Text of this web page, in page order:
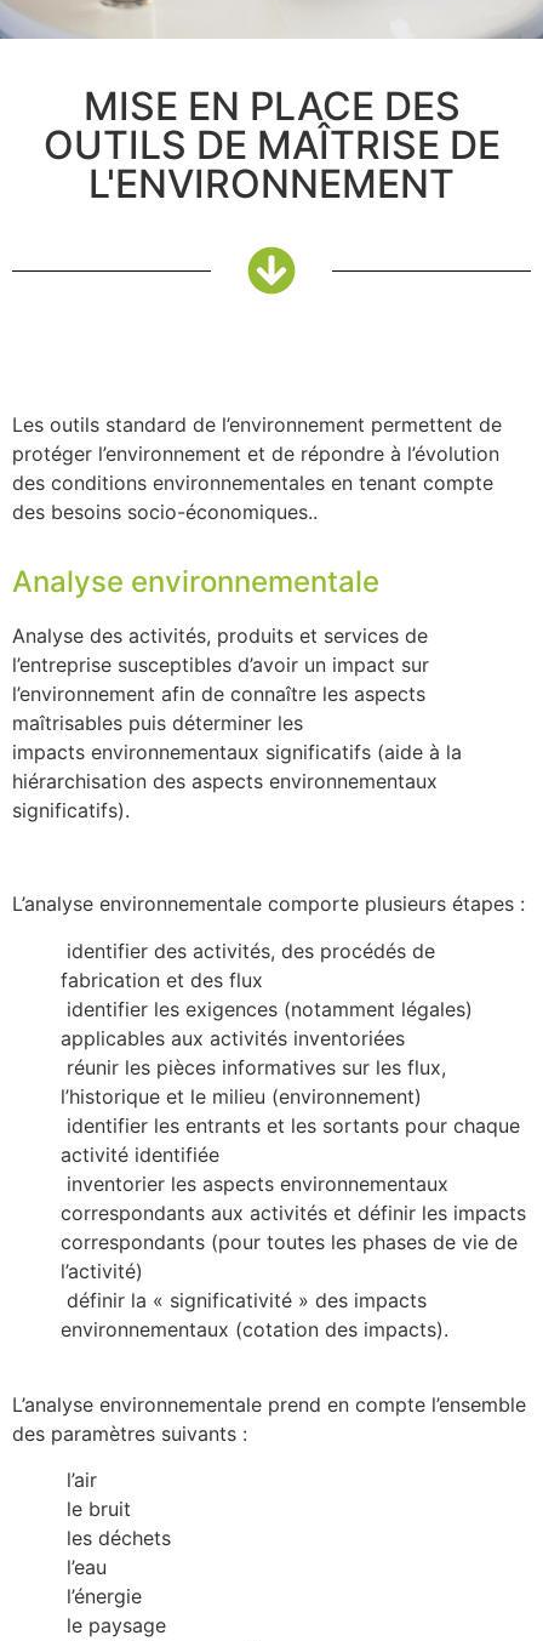
MISE EN PLACE DES
OUTILS DE MAÎTRISE DE
L'ENVIRONNEMENT
Les outils standard de l’environnement permettent de
protéger l’environnement et de répondre à l’évolution
des conditions environnementales en tenant compte
des besoins socio-économiques..
Analyse environnementale
Analyse des activités, produits et services de
l’entreprise susceptibles d’avoir un impact sur
l’environnement afin de connaître les aspects
maîtrisables puis déterminer les
impacts environnementaux significatifs (aide à la
hiérarchisation des aspects environnementaux
significatifs).
L’analyse environnementale comporte plusieurs étapes :
identifier des activités, des procédés de
fabrication et des flux
identifier les exigences (notamment légales)
applicables aux activités inventoriées
réunir les pièces informatives sur les flux,
l’historique et le milieu (environnement)
identifier les entrants et les sortants pour chaque
activité identifiée
inventorier les aspects environnementaux
correspondants aux activités et définir les impacts
correspondants (pour toutes les phases de vie de
l’activité)
définir la « significativité » des impacts
environnementaux (cotation des impacts).
L’analyse environnementale prend en compte l’ensemble
des paramètres suivants :
l’air
le bruit
les déchets
l’eau
l’énergie
le paysage